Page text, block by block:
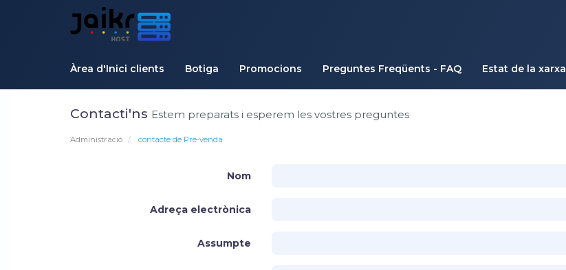
Àrea d'Inici clients Botiga Promocions Preguntes Freqüents - FAQ Estat de la xarxa
Contacti'ns Estem preparats i esperem les vostres preguntes
Administració contacte de Pre-venda
Nom
Adreça electrònica
Assumpte